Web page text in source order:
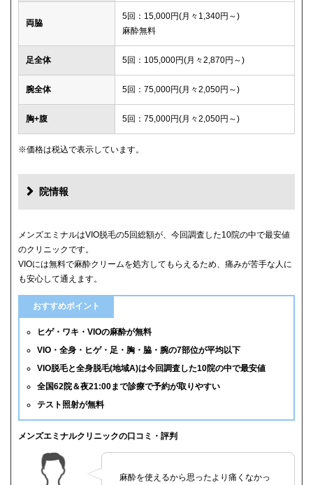
両脇
5回：15,000円(月々1,340円～)
麻酔無料
足全体 5回：105,000円(月々2,870円～)
腕全体 5回：75,000円(月々2,050円～)
胸+腹 5回：75,000円(月々2,050円～)
※価格は税込で表示しています。
院情報
メンズエミナルはVIO脱毛の5回総額が、今回調査した10院の中で最安値
のクリニックです。
VIOには無料で麻酔クリームを処方してもらえるため、痛みが苦手な人に
も安心して通えます。
おすすめポイント
ヒゲ・ワキ・VIOの麻酔が無料
VIO・全身・ヒゲ・足・胸・脇・腕の7部位が平均以下
VIO脱毛と全身脱毛(地域A)は今回調査した10院の中で最安値
全国62院＆夜21:00まで診療で予約が取りやすい
テスト照射が無料
メンズエミナルクリニックの口コミ・評判
麻酔を使えるから思ったより痛くなかっ